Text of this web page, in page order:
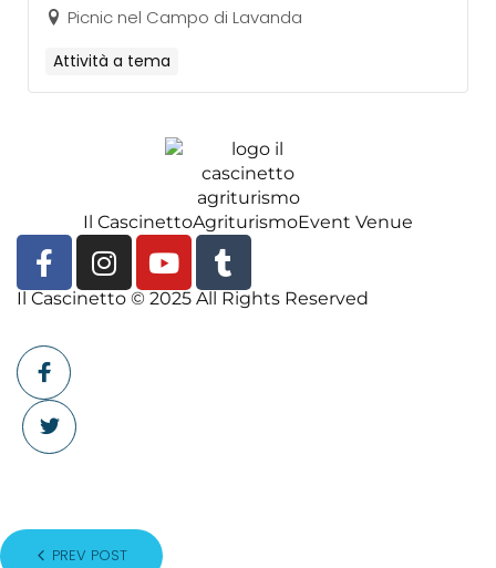
Picnic nel Campo di Lavanda
Attività a tema
Il CascinettoAgriturismoEvent Venue
Il Cascinetto © 2025 All Rights Reserved
PREV POST